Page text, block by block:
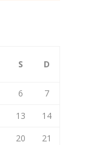
S D
6
7
13
14
20
21